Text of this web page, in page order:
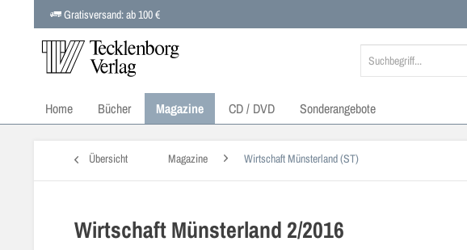
Gratisversand: ab 100 €
Home Bücher Magazine CD / DVD Sonderangebote
Übersicht Magazine Wirtschaft Münsterland (ST)
Wirtschaft Münsterland 2/2016